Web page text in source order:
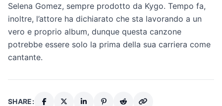
Selena Gomez, sempre prodotto da Kygo. Tempo fa,
inoltre, l’attore ha dichiarato che sta lavorando a un
vero e proprio album, dunque questa canzone
potrebbe essere solo la prima della sua carriera come
cantante.
SHARE: